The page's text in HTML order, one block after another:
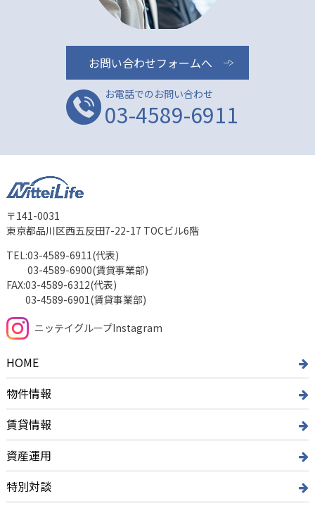
お問い合わせフォームへ
お電話でのお問い合わせ
03-4589-6911
〒141-0031
東京都品川区西五反田7-22-17 TOCビル6階
TEL:03-4589-6911(代表)
03-4589-6900(賃貸事業部)
FAX:03-4589-6312(代表)
03-4589-6901(賃貸事業部)
ニッテイグループInstagram
HOME
物件情報
賃貸情報
資産運用
特別対談